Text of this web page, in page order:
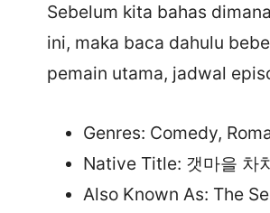
Sebelum kita bahas
ini, maka baca dahulu
pemain utama, jadwal
Genres: Comedy,
Native Title: 갯마을 차
Also Known As: The